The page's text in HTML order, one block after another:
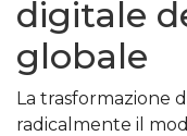
digitale
globale
La trasformazione
radicalmente il